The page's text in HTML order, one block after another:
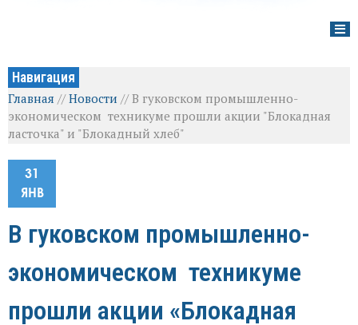
Навигация
Главная //Новости //В гуковском промышленно-
экономическом техникуме прошли акции "Блокадная
ласточка" и "Блокадный хлеб"
31
ЯНВ
В гуковском промышленно-
экономическом техникуме
прошли акции «Блокадная